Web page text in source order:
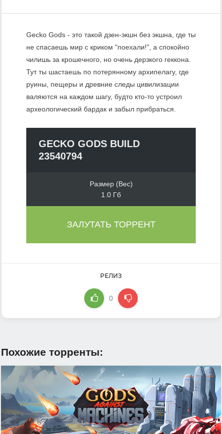
Gecko Gods - это такой дзен-экшн без экшна, где ты
не спасаешь мир с криком "поехали!", а спокойно
чилишь за крошечного, но очень дерзкого геккона.
Тут ты шастaешь по потерянному архипелагу, где
руины, пещеры и древние следы цивилизации
валяются на каждом шагу, будто кто-то устроил
археологический бардак и забыл прибраться.
GECKO GODS BUILD
23540794
Размер (Вес)
1.0 Гб
ЗАЛУТАТЬ ТОРРЕНТ
РЕЛИЗ
0
Похожие торренты: